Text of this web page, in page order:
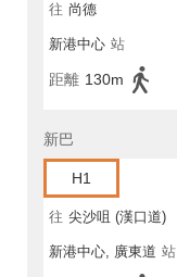
往 尚德
新港中心 站
距離 130m
新巴
H1
往 尖沙咀 (漢口道)
新港中心, 廣東道 站